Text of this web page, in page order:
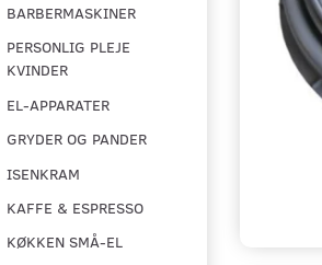
BARBERMASKINER
PERSONLIG PLEJE
KVINDER
EL-APPARATER
GRYDER OG PANDER
ISENKRAM
KAFFE & ESPRESSO
KØKKEN SMÅ-EL